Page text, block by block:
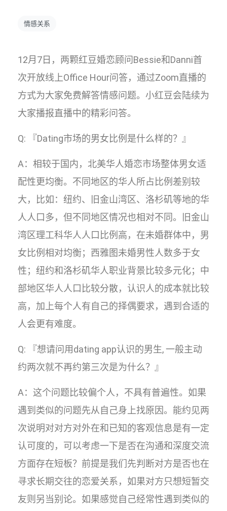
情感关系
12月7日，两颗红豆婚恋顾问Bessie和Danni首
次开放线上Office Hour问答，通过Zoom直播的
方式为大家免费解答情感问题。小红豆会陆续为
大家播报直播中的精彩问答。
Q: 『Dating市场的男女比例是什么样的？』
A：相较于国内，北美华人婚恋市场整体男女适
配性更均衡。不同地区的华人所占比例差别较
大，比如：纽约、旧金山湾区、洛杉矶等地的华
人人口多，但不同地区情况也相对不同。旧金山
湾区理工科华人人口比例高，在未婚群体中，男
女比例相对均衡；西雅图未婚男性人数多于女
性；纽约和洛杉矶华人职业背景比较多元化；中
部地区华人人口比较分散，认识人的成本就比较
高，加上每个人有自己的择偶要求，遇到合适的
人会更有难度。
Q: 『想请问用dating app认识的男生, 一般主动
约两次就不再约第三次是为什么？』
A：这个问题比较偏个人，不具有普遍性。如果
遇到类似的问题先从自己身上找原因。能约见两
次说明对对方对外在和已知的客观信息是有一定
认可度的，可以考虑一下是否在沟通和深度交流
方面存在短板？前提是我们先判断对方是否也在
寻求长期交往的恋爱关系，如果对方只想短暂交
友则另当别论。如果感觉自己经常性遇到类似的